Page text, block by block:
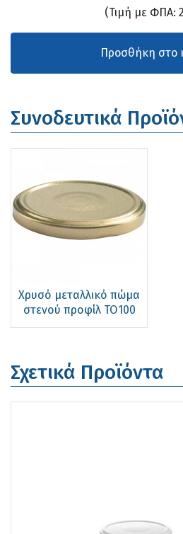
(Τιμή με ΦΠΑ:
Συνοδευτικά
Χρυσό μεταλλικό πώμα
στενού προφίλ ΤΟ100
Σχετικά Προϊόντα